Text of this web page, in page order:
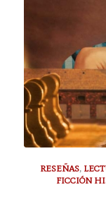
RESEÑAS,
FICCIÓN